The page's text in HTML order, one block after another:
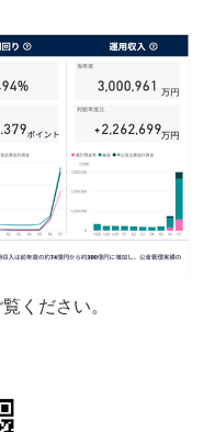
ください。